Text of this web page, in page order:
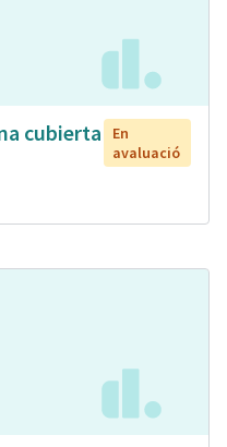
cubierta
En
avaluació